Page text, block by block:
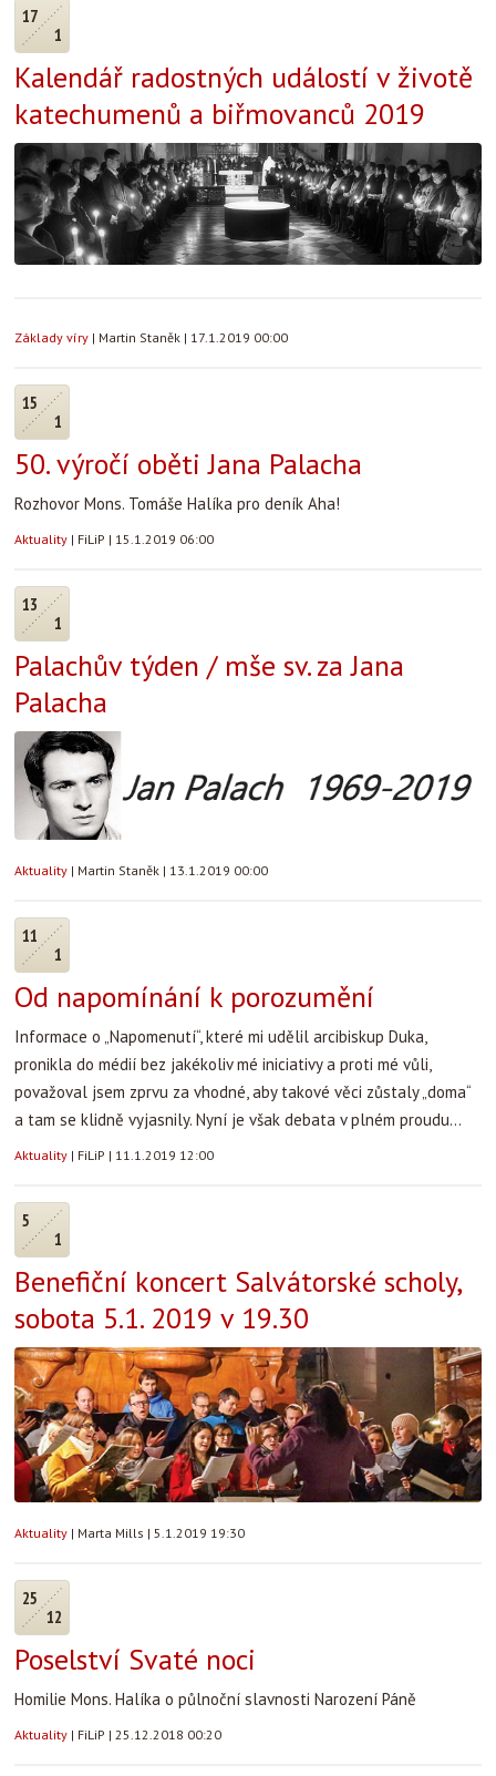
17
1
Kalendář radostných událostí v životě
katechumenů a biřmovanců 2019
Základy víry | Martin Staněk | 17.1.2019 00:00
15
1
50. výročí oběti Jana Palacha
Rozhovor Mons. Tomáše Halíka pro deník Aha!
Aktuality | FiLiP | 15.1.2019 06:00
13
1
Palachův týden / mše sv. za Jana
Palacha
Aktuality | Martin Staněk | 13.1.2019 00:00
11
1
Od napomínání k porozumění
Informace o „Napomenutí“, které mi udělil arcibiskup Duka,
pronikla do médií bez jakékoliv mé iniciativy a proti mé vůli,
považoval jsem zprvu za vhodné, aby takové věci zůstaly „doma“
a tam se klidně vyjasnily. Nyní je však debata v plném proudu...
Aktuality | FiLiP | 11.1.2019 12:00
5
1
Benefiční koncert Salvátorské scholy,
sobota 5.1. 2019 v 19.30
Aktuality | Marta Mills | 5.1.2019 19:30
25
12
Poselství Svaté noci
Homilie Mons. Halíka o půlnoční slavnosti Narození Páně
Aktuality | FiLiP | 25.12.2018 00:20